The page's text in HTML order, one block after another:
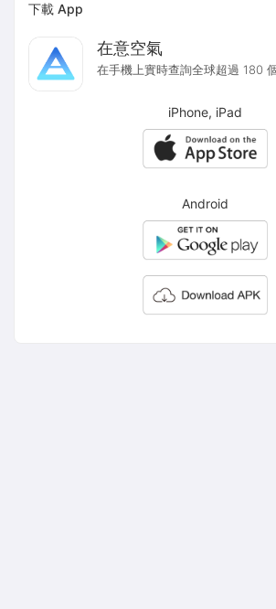
下載 App
在意空氣
在手機上實時查詢全球超過 180
iPhone, iPad
Android